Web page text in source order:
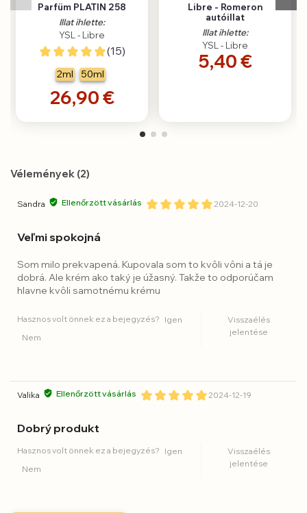
Parfüm PLATIN 258
Illat ihlette:
YSL - Libre
(15)
2ml 50ml
26,90 €
Libre - Romeron
autóillat
Illat ihlette:
YSL - Libre
5,40 €
Vélemények (2)
Sandra Ellenőrzött vásárlás 2024-12-20
Veľmi spokojná
Som milo prekvapená. Kupovala som to kvôli vôni a tá je
dobrá. Ale krém ako taký je úžasný. Takže to odporúčam
hlavne kvôli samotnému krému
Hasznos volt önnek ez a bejegyzés? Igen
Nem
Visszaélés
jelentése
Valika Ellenőrzött vásárlás 2024-12-19
Dobrý produkt
Hasznos volt önnek ez a bejegyzés? Igen
Nem
Visszaélés
jelentése